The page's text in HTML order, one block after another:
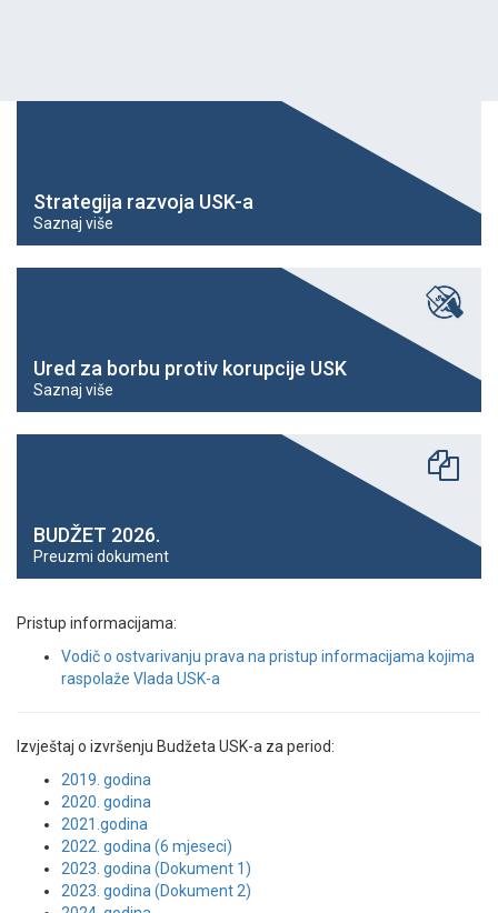
Strategija razvoja USK-a
Saznaj više
Ured za borbu protiv korupcije USK
Saznaj više
BUDŽET 2026.
Preuzmi dokument
Pristup informacijama:
Vodič o ostvarivanju prava na pristup informacijama kojima
raspolaže Vlada USK-a
Izvještaj o izvršenju Budžeta USK-a za period:
2019. godina
2020. godina
2021.godina
2022. godina (6 mjeseci)
2023. godina (Dokument 1)
2023. godina (Dokument 2)